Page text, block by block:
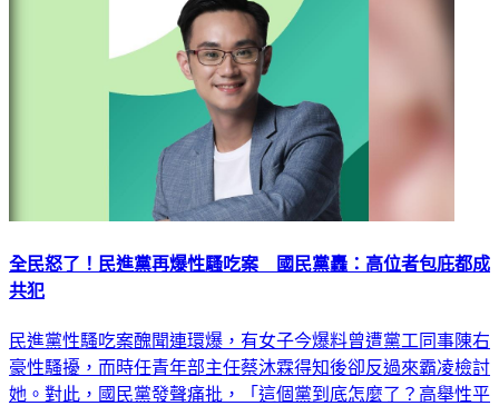
全民怒了！民進黨再爆性騷吃案 國民黨轟：高位者包庇都成
民進黨性騷吃案醜聞連環爆，有女子今爆料曾遭黨工同事陳右
豪性騷擾，而時任青年部主任蔡沐霖得知後卻反過來霸凌檢討